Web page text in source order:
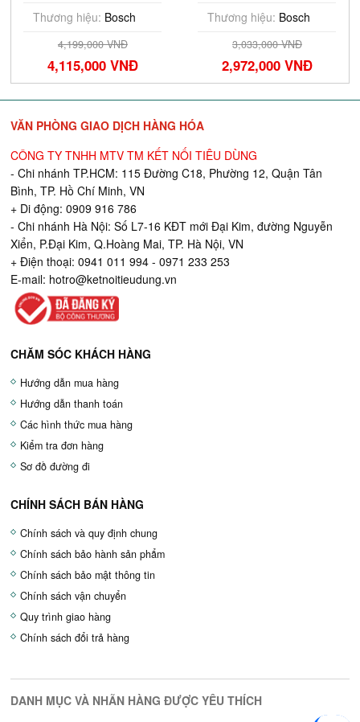
Thương hiệu: Bosch
4,199,000 VNĐ
4,115,000 VNĐ
Thương hiệu: Bosch
3,033,000 VNĐ
2,972,000 VNĐ
VĂN PHÒNG GIAO DỊCH HÀNG HÓA
CÔNG TY TNHH MTV TM KẾT NỐI TIÊU DÙNG
- Chi nhánh TP.HCM: 115 Đường C18, Phường 12, Quận Tân
Bình, TP. Hồ Chí Minh, VN
+ Di động: 0909 916 786
- Chi nhánh Hà Nội: Số L7-16 KĐT mới Đại Kim, đường Nguyễn
Xiển, P.Đại Kim, Q.Hoàng Mai, TP. Hà Nội, VN
+ Điện thoại: 0941 011 994 - 0971 233 253
E-mail: hotro@ketnoitieudung.vn
CHĂM SÓC KHÁCH HÀNG
Hướng dẫn mua hàng
Hướng dẫn thanh toán
Các hình thức mua hàng
Kiểm tra đơn hàng
Sơ đồ đường đi
CHÍNH SÁCH BÁN HÀNG
Chính sách và quy định chung
Chính sách bảo hành sản phẩm
Chính sách bảo mật thông tin
Chính sách vận chuyển
Quy trình giao hàng
Chính sách đổi trả hàng
DANH MỤC VÀ NHÃN HÀNG ĐƯỢC YÊU THÍCH